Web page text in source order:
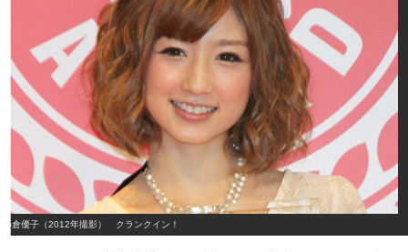
小倉優子（2012年撮影） クランクイン！